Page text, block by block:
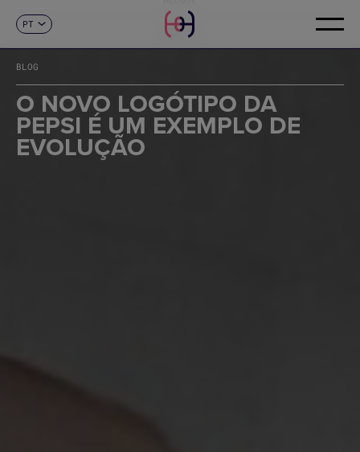
EN
FR
DE
IT
PT
CONTACTO
BLOG
O NOVO LOGÓTIPO DA
PEPSI É UM EXEMPLO DE
EVOLUÇÃO